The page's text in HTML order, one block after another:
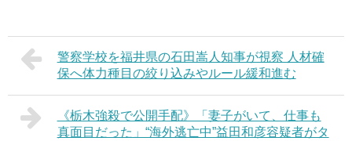
警察学校を福井県の石田嵩人知事が視察 人材確
保へ体力種目の絞り込みやルール緩和進む
《栃木強殺で公開手配》「妻子がいて、仕事も
真面目だった」“海外逃亡中”益田和彦容疑者がタ